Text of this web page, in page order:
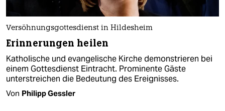
Versöhnungsgottesdienst in Hildesheim
Erinnerungen heilen
Katholische und evangelische Kirche demonstrieren bei
einem Gottesdienst Eintracht. Prominente Gäste
unterstreichen die Bedeutung des Ereignisses.
Von Philipp Gessler